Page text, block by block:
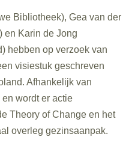
Bibliotheek), Gea van der
en Karin de Jong
hebben op verzoek van
visiestuk geschreven
Afhankelijk van
wordt er actie
Theory of Change en het
overleg gezinsaanpak.